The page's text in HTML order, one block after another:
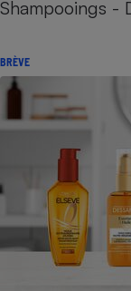
Shampooings -
BRÈVE